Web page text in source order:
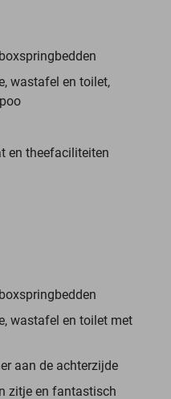
wastafel en toilet,
en theefaciliteiten
wastafel en toilet met
aan de achterzijde
zitje en fantastisch